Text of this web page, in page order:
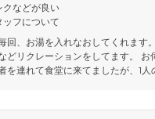
かりとしていますのでご安
機関との連携もしっかりと行
クなどが良い
ッフについて
回、お湯を入れなおしてくれます
どリクレーションをしてます。
を連れて食堂に来てましたが、1人